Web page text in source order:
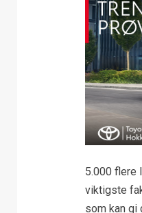
5.000 flere
viktigste
som kan